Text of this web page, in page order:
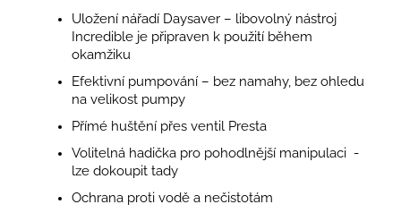
Uložení nářadí Daysaver – libovolný nástroj
Incredible je připraven k použití během
okamžiku
Efektivní pumpování – bez namahy, bez ohledu
na velikost pumpy
Přímé huštění přes ventil Presta
Volitelná hadička pro pohodlnější manipulaci -
lze dokoupit tady
Ochrana proti vodě a nečistotám